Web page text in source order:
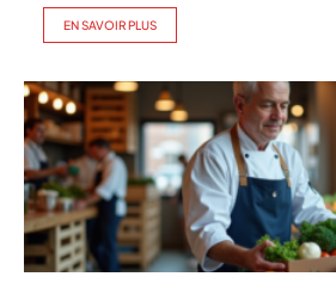
EN SAVOIR PLUS